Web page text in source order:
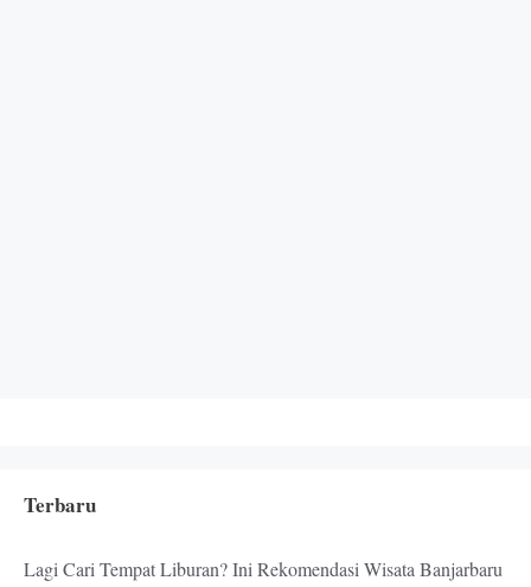
Terbaru
Lagi Cari Tempat Liburan? Ini Rekomendasi Wisata Banjarbaru